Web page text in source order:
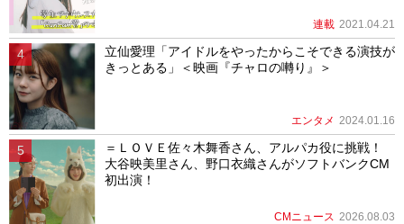
連載 2021.04.21
立仙愛理「アイドルをやったからこそできる演技が
きっとある」＜映画『チャロの囀り』＞
エンタメ 2024.01.16
＝ＬＯＶＥ佐々木舞香さん、アルパカ役に挑戦！
大谷映美里さん、野口衣織さんがソフトバンクCM
初出演！
CMニュース 2026.08.03